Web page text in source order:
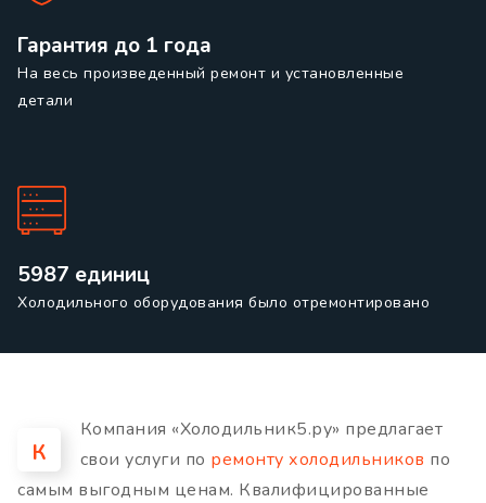
Гарантия до 1 года
На весь произведенный ремонт и установленные
детали
5987 единиц
Холодильного оборудования было отремонтировано
К
Компания «Холодильник5.ру» предлагает
свои услуги по ремонту холодильников по
самым выгодным ценам. Квалифицированные